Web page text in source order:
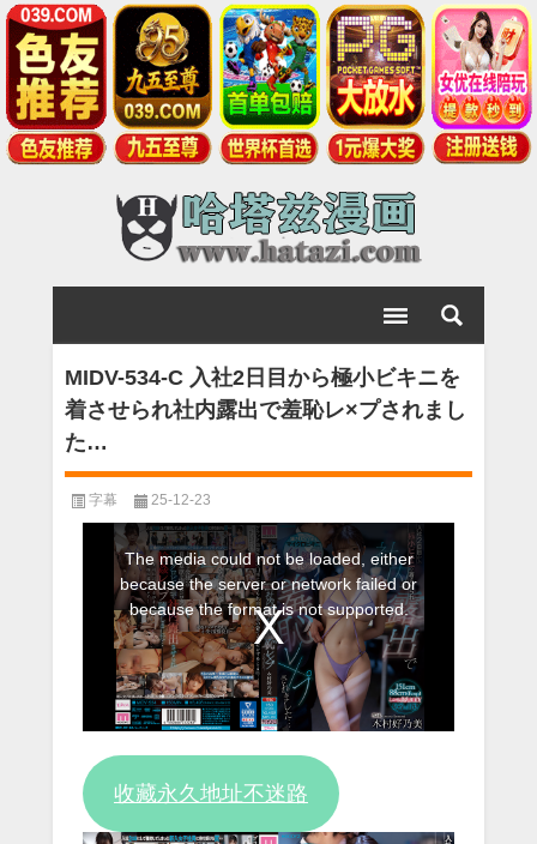
MIDV-534-C 入社2日目から極小ビキニを
着させられ社内露出で羞恥レ×プされまし
た…
字幕 25-12-23
This
modal
window.
The media could not be loaded, either
because the server or network failed or
because the format is not supported.
收藏永久地址不迷路